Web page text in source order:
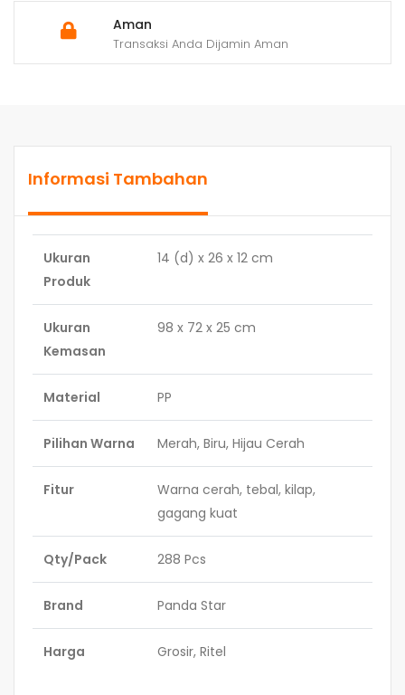
Aman
Transaksi Anda Dijamin Aman
Informasi Tambahan
Ukuran
Produk
14 (d) x 26 x 12 cm
Ukuran
Kemasan
98 x 72 x 25 cm
Material PP
Pilihan Warna Merah, Biru, Hijau Cerah
Fitur
Warna cerah, tebal, kilap,
gagang kuat
Qty/Pack 288 Pcs
Brand Panda Star
Harga Grosir, Ritel